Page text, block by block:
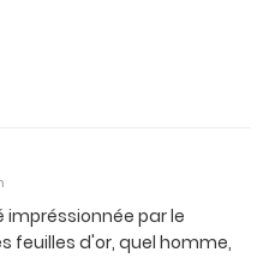
par le
feuilles d'or, quel homme,